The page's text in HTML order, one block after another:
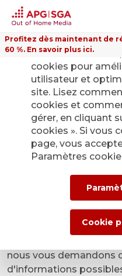
Profitez dès maintenant de
60 %. En savoir plus ici.
Oui, je suis
par la
transports
souhaite
nous vous demandons
d'informations
Sur ce site
cookies pour
utilisateur et
site. Lisez
cookies et
gérer, en cliquant
cookies ». Si vous
page, vous
Paramètres
Cookie